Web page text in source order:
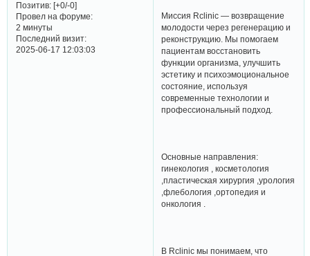
Позитив: [+0/-0]
Провел на форуме:
2 минуты
Последний визит:
2025-06-17 12:03:03
Миссия Rclinic — возвращение
молодости через регенерацию и
реконструкцию. Мы помогаем
пациентам восстановить
функции организма, улучшить
эстетику и психоэмоциональное
состояние, используя
современные технологии и
профессиональный подход.
Основные направления:
гинекология , косметология
,пластическая хирургия ,урология
,флебология ,ортопедия и
онкология .
В Rclinic мы понимаем, что